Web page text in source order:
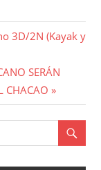
3D/2N (Kayak y
SERÁN
CHACAO